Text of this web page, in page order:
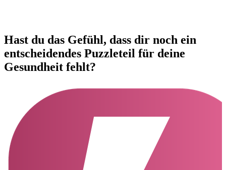
Hast du das Gefühl, dass dir noch ein
entscheidendes Puzzleteil für deine
Gesundheit fehlt?